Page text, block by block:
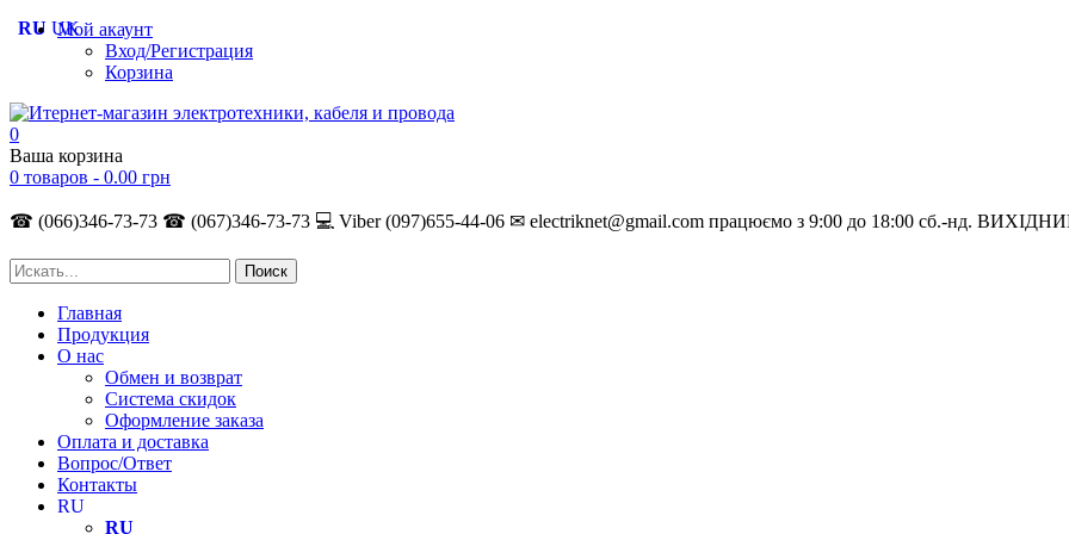
Мой акаунт
Вход/Регистрация
Корзина
0
Ваша корзина
0 товаров - 0.00 грн
☎ (066)346-73-73 ☎ (067)346-73-73 💻 Viber (097)655-44-06 ✉ electriknet@gmail.com працюємо з 9:00 до 18:00 сб.-нд.
Главная
Продукция
О нас
Обмен и возврат
Система скидок
Оформление заказа
Оплата и доставка
Вопрос/Ответ
Контакты
RU
RU
RU UK